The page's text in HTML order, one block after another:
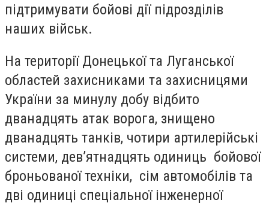
підтримувати бойові дії підрозділів
наших військ.
На території Донецької та Луганської
областей захисниками та захисницями
України за минулу добу відбито
дванадцять атак ворога, знищено
дванадцять танків, чотири артилерійські
системи, дев’ятнадцять одиниць бойової
броньованої техніки, сім автомобілів та
дві одиниці спеціальної інженерної